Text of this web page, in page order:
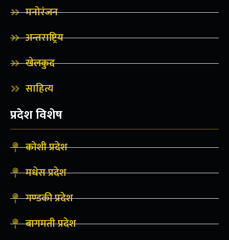
मनोरंजन
अन्तराष्ट्रिय
खेलकुद
साहित्य
प्रदेश विशेष
कोशी प्रदेश
मधेस प्रदेश
गण्डकी प्रदेश
बागमती प्रदेश